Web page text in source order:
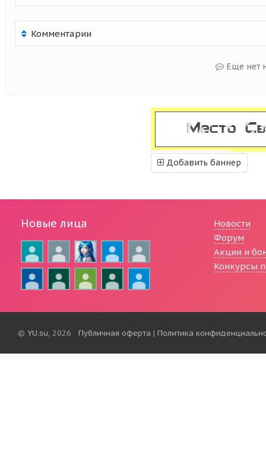
Комментарии
Еще нет
Добавить баннер
Новые лица
Новости
Форум
Акции и
Конкурсы
© YU.su, 2026 Публичная оферта | Политика